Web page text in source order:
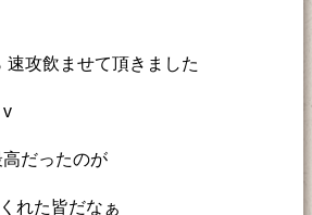
速攻飲ませて頂きました
v
だったのが
れた皆だなぁ